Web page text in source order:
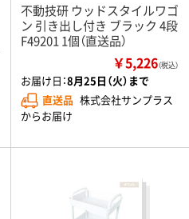
不動技研 ウッドスタイルワゴ
ン 引き出し付き ブラック 4段
F49201 1個（直送品）
￥5,226（税込）
お届け日：8月25日（火）まで
直送品 株式会社サンプラス
からお届け